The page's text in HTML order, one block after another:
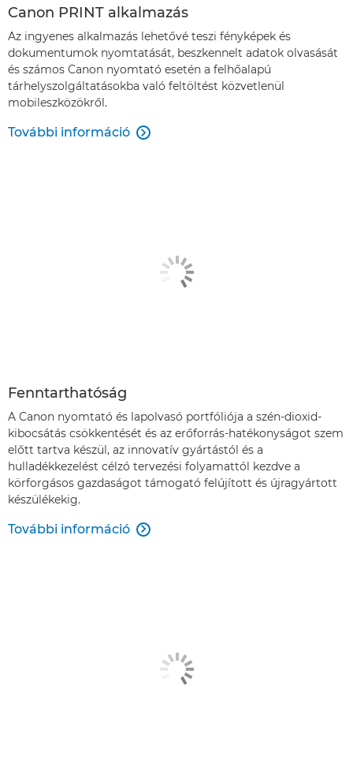
Canon PRINT alkalmazás
Az ingyenes alkalmazás lehetővé teszi fényképek és
dokumentumok nyomtatását, beszkennelt adatok olvasását
és számos Canon nyomtató esetén a felhőalapú
tárhelyszolgáltatásokba való feltöltést közvetlenül
mobileszközökről.
További információ 
Fenntarthatóság
A Canon nyomtató és lapolvasó portfóliója a szén-dioxid-
kibocsátás csökkentését és az erőforrás-hatékonyságot szem
előtt tartva készül, az innovatív gyártástól és a
hulladékkezelést célzó tervezési folyamattól kezdve a
körforgásos gazdaságot támogató felújított és újragyártott
készülékekig.
További információ 